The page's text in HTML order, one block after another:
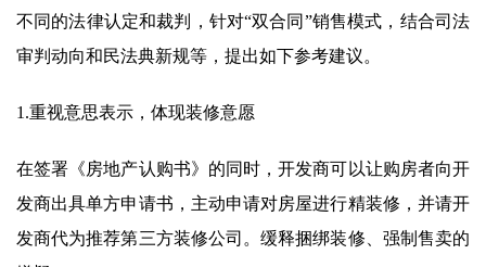
不同的法律认定和裁判，针对“双合同”销售模式，结合司法
审判动向和民法典新规等，提出如下参考建议。
1.重视意思表示，体现装修意愿
在签署《房地产认购书》的同时，开发商可以让购房者向开
发商出具单方申请书，主动申请对房屋进行精装修，并请开
发商代为推荐第三方装修公司。缓释捆绑装修、强制售卖的